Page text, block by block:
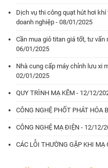
Dịch vụ thi công quạt hút hơi
doanh nghiệp - 08/01/2025
Cần mua giỏ titan giá tốt, tư vấn
06/01/2025
Nhà cung cấp máy chỉnh lưu xi
02/01/2025
QUY TRÌNH MẠ KẼM - 12/12/
CÔNG NGHỆ PHỐT PHÁT
CÔNG NGHỆ MẠ ĐIỆN - 12/12/
CÁC LỖI THƯỜNG GẶP KHI